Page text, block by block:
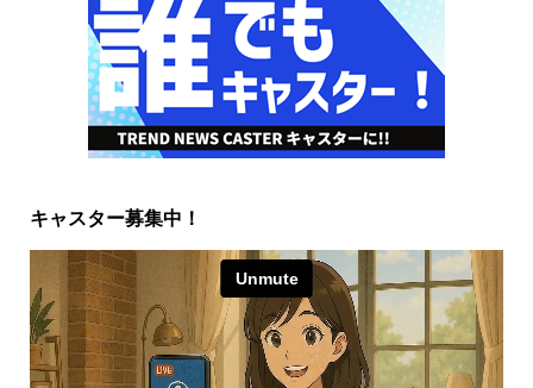
キャスター募集中！